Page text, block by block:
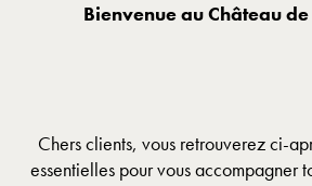
Bienvenue au Château
Chers clients, vous retrouverez ci-
essentielles pour vous accompagner